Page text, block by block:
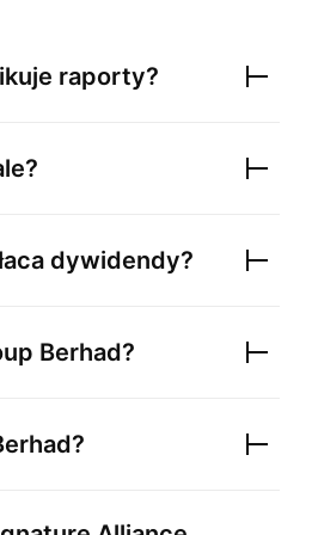
raporty?
dywidendy?
Berhad?
?